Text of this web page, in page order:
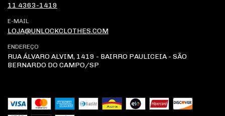
11 4363-1419
E-MAIL
LOJA@UNLOCKCLOTHES.COM
ENDEREÇO
RUA ÁLVARO ALVIM, 1419 - BAIRRO PAULICEIA - SÃO
BERNARDO DO CAMPO/SP